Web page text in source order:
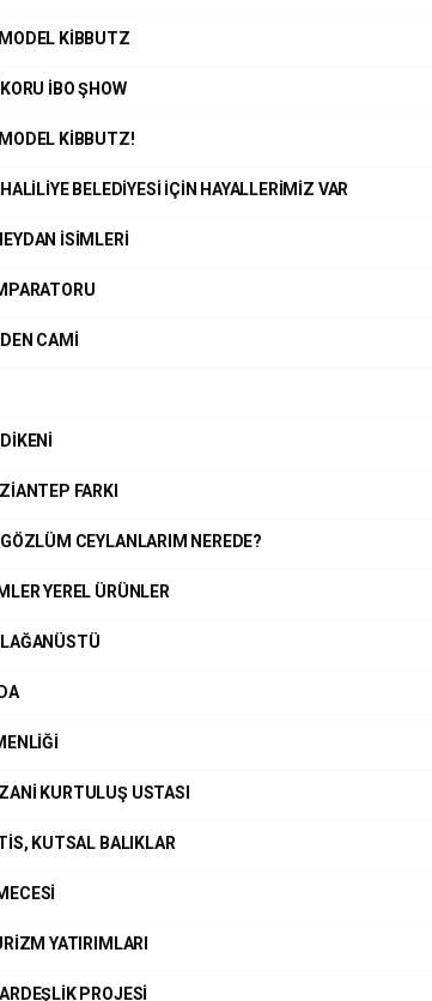
KİBBUTZ
İBO ŞHOW
KİBBUTZ!
BELEDİYESİ İÇİN HAYALLERİMİZ VAR
İSİMLERİ
CAMİ
FARKI
CEYLANLARIM NEREDE?
YEREL ÜRÜNLER
KURTULUŞ USTASI
KUTSAL BALIKLAR
YATIRIMLARI
PROJESİ